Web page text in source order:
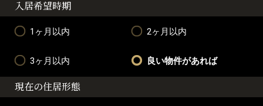
入居希望時期
1ヶ月以内 2ヶ月以内
3ヶ月以内 良い物件があれば
現在の住居形態